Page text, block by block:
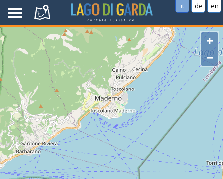
it de en
+
−